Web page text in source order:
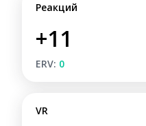
Реакций
+11
ERV: 0
VR